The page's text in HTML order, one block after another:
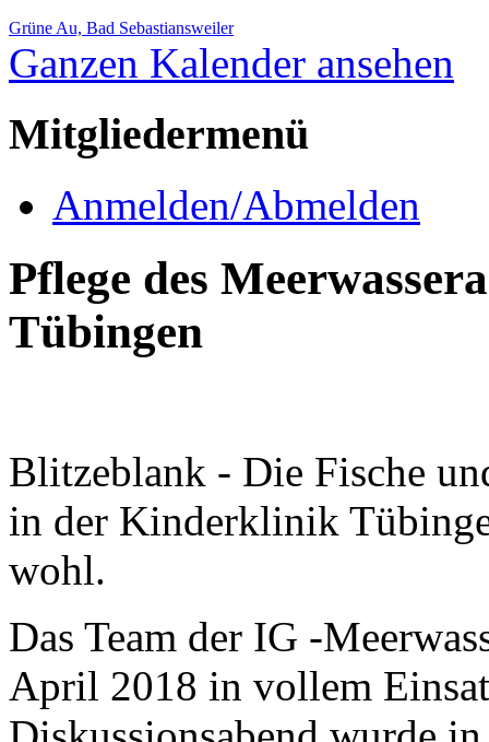
Grüne Au, Bad Sebastiansweiler
Ganzen Kalender ansehen
Mitgliedermenü
Anmelden/Abmelden
Pflege des
Tübingen
Blitzeblank - Die Fische
in der Kinderklinik
wohl.
Das Team der IG -
April 2018 in vollem